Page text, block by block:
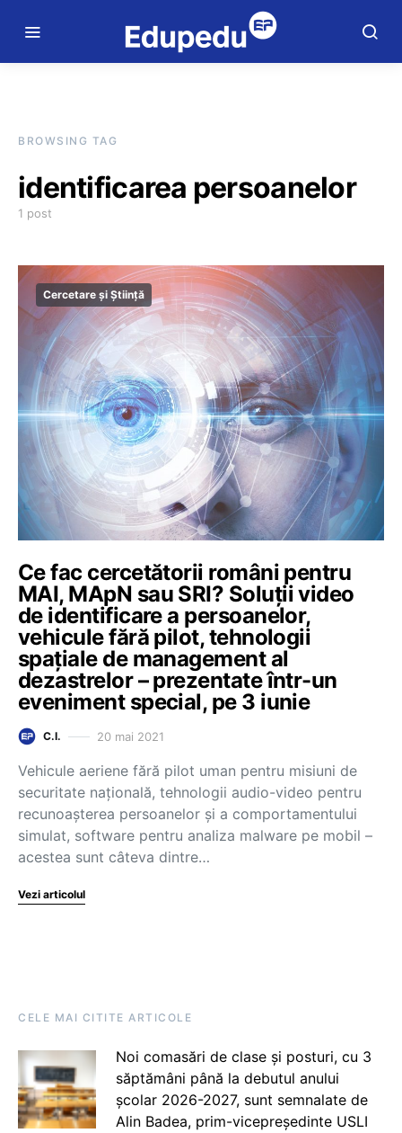
BROWSING TAG
identificarea persoanelor
1 post
Cercetare și Știință
Ce fac cercetătorii români pentru
MAI, MApN sau SRI? Soluții video
de identificare a persoanelor,
vehicule fără pilot, tehnologii
spațiale de management al
dezastrelor – prezentate într-un
eveniment special, pe 3 iunie
C.I. 20 mai 2021
Vehicule aeriene fără pilot uman pentru misiuni de
securitate națională, tehnologii audio-video pentru
recunoașterea persoanelor și a comportamentului
simulat, software pentru analiza malware pe mobil –
acestea sunt câteva dintre…
Vezi articolul
CELE MAI CITITE ARTICOLE
Noi comasări de clase și posturi, cu 3
săptămâni până la debutul anului
școlar 2026-2027, sunt semnalate de
Alin Badea, prim-vicepreședinte USLI